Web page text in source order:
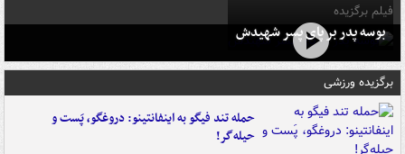
فیلم برگزیده
بوسه‌ پدر بر پای پسر شهیدش
برگزیده ورزشی
حمله تند فیگو به اینفانتینو: دروغگو، پَست‌ و
حیله‌گر!